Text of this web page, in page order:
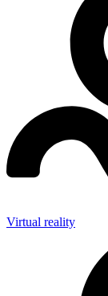
Virtual reality